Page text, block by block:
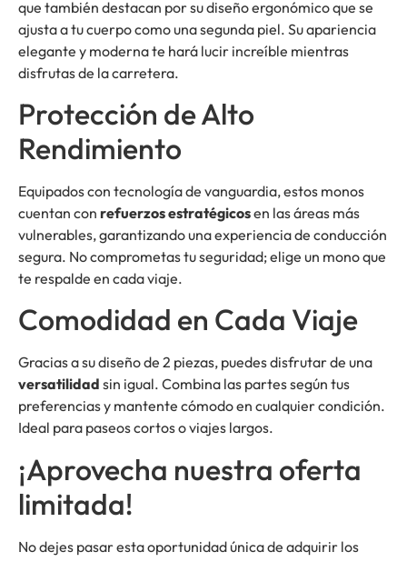
que también destacan por su diseño ergonómico que se
ajusta a tu cuerpo como una segunda piel. Su apariencia
elegante y moderna te hará lucir increíble mientras
disfrutas de la carretera.
Protección de Alto
Rendimiento
Equipados con tecnología de vanguardia, estos monos
cuentan con refuerzos estratégicosen las áreas más
vulnerables, garantizando una experiencia de conducción
segura. No comprometas tu seguridad; elige un mono que
te respalde en cada viaje.
Comodidad en Cada Viaje
Gracias a su diseño de 2 piezas, puedes disfrutar de una
versatilidad sin igual. Combina las partes según tus
preferencias y mantente cómodo en cualquier condición.
Ideal para paseos cortos o viajes largos.
¡Aprovecha nuestra oferta
limitada!
No dejes pasar esta oportunidad única de adquirir los